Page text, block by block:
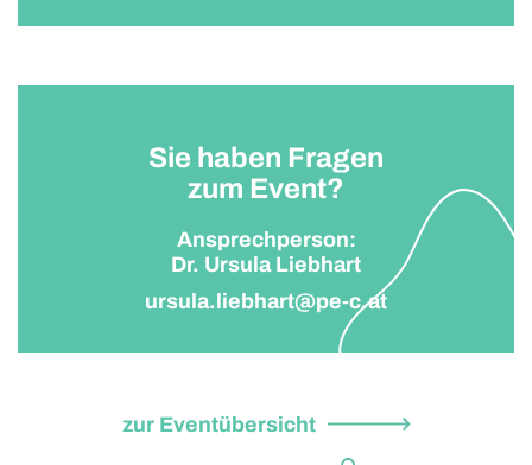
Sie haben Fragen
zum Event?
Ansprechperson:
Dr. Ursula Liebhart
ursula.liebhart@pe-c.at
zur Eventübersicht